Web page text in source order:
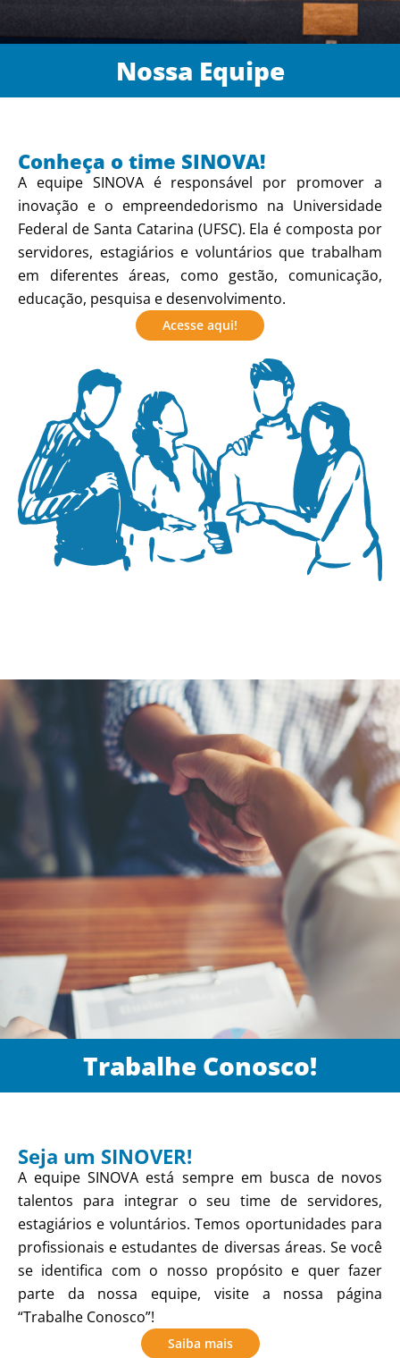
Nossa Equipe
Conheça o time SINOVA!
A equipe SINOVA é responsável por promover a
inovação e o empreendedorismo na Universidade
Federal de Santa Catarina (UFSC). Ela é composta por
servidores, estagiários e voluntários que trabalham
em diferentes áreas, como gestão, comunicação,
educação, pesquisa e desenvolvimento.
Acesse aqui!
Trabalhe Conosco!
Seja um SINOVER!
A equipe SINOVA está sempre em busca de novos
talentos para integrar o seu time de servidores,
estagiários e voluntários. Temos oportunidades para
profissionais e estudantes de diversas áreas. Se você
se identifica com o nosso propósito e quer fazer
parte da nossa equipe, visite a nossa página
“Trabalhe Conosco”!
Saiba mais